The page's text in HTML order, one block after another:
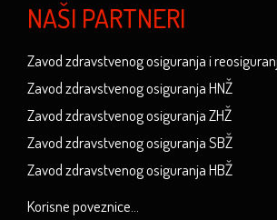
NAŠI PARTNERI
Zavod zdravstvenog osiguranja i
Zavod zdravstvenog osiguranja HNŽ
Zavod zdravstvenog osiguranja ZHŽ
Zavod zdravstvenog osiguranja SBŽ
Zavod zdravstvenog osiguranja HBŽ
Korisne poveznice...